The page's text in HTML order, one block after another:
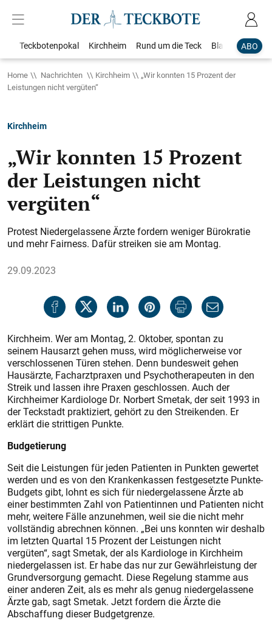
ABO
Teckbotenpokal Kirchheim Rund um die Teck Blaulicht
Home Nachrichten Kirchheim
„Wir konnten 15 Prozent der
Leistungen nicht vergüten“
Kirchheim
„Wir konnten 15 Prozent
der Leistungen nicht
vergüten“
Protest Niedergelassene Ärzte fordern weniger Bürokratie
und mehr Fairness. Dafür streiken sie am Montag.
29.09.2023
Kirchheim. Wer am Montag, 2. Oktober, spontan zu
seinem Hausarzt gehen muss, wird möglicherweise vor
verschlossenen Türen stehen. Denn bundesweit gehen
Hausärzte, Facharztpraxen und Psychotherapeuten in den
Streik und lassen ihre Praxen geschlossen. Auch der
Kirchheimer Kardiologe Dr. Norbert Smetak, der seit 1993 in
der Teckstadt praktiziert, gehört zu den Streikenden. Er
erklärt die strittigen Punkte.
Budgetierung
Seit die Leistungen für jeden Patienten in Punkten gewertet
werden und es von den Krankenkassen festgesetzte Punkte-
Budgets gibt, lohnt es sich für niedergelassene Ärzte ab
einer bestimmten Zahl von Patientinnen und Patienten nicht
mehr, weitere Fälle anzunehmen, weil sie die nicht mehr
vollständig abrechnen können. „Bei uns konnten wir deshalb
im letzten Quartal 15 Prozent der Leistungen nicht
vergüten“, sagt Smetak, der als Kardiologe in Kirchheim
niedergelassen ist. Er habe das nur zur Gewährleistung der
Grundversorgung gemacht. Diese Regelung stamme aus
einer anderen Zeit, als es mehr als genug niedergelassene
Ärzte gab, sagt Smetak. Jetzt fordern die Ärzte die
Abschaffung dieser Budgetgrenze.